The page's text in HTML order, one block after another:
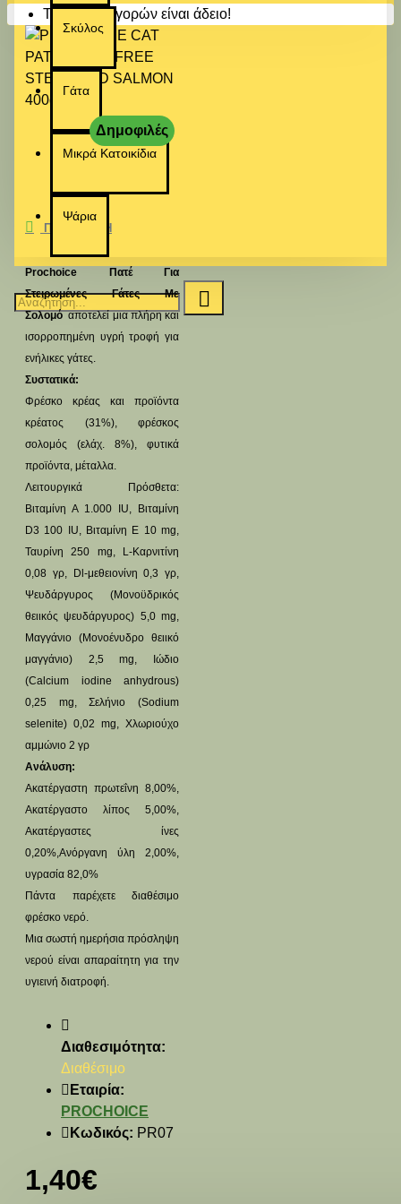
Σκύλος
Γάτα
Μικρά Κατοικίδια
Ψάρια
Το καλάθι αγορών είναι άδειο!
Δημοφιλές
ΠΕΡΙΓΡΑΦΉ
Prochoice Πατέ Για
Στειρωμένες Γάτες Με
Σολομόαποτελεί μια πλήρη και
ισορροπημένη υγρή τροφή για
ενήλικες γάτες.
Συστατικά:
Φρέσκο κρέας και προϊόντα
κρέατος (31%), φρέσκος
σολομός (ελάχ. 8%), φυτικά
προϊόντα, μέταλλα.
Λειτουργικά Πρόσθετα:
Βιταμίνη Α 1.000 IU, Βιταμίνη
D3 100 IU, Βιταμίνη Ε 10 mg,
Ταυρίνη 250 mg, L-Καρνιτίνη
0,08 γρ, Dl-μεθειονίνη 0,3 γρ,
Ψευδάργυρος (Μονοϋδρικός
θειικός ψευδάργυρος) 5,0 mg,
Μαγγάνιο (Μονοένυδρο θειικό
μαγγάνιο) 2,5 mg, Ιώδιο
(Calcium iodine anhydrous)
0,25 mg, Σελήνιο (Sodium
selenite) 0,02 mg, Χλωριούχο
αμμώνιο 2 γρ
Ανάλυση:
Ακατέργαστη πρωτεΐνη 8,00%,
Ακατέργαστο λίπος 5,00%,
Ακατέργαστες ίνες
0,20%,Ανόργανη ύλη 2,00%,
υγρασία 82,0%
Πάντα παρέχετε διαθέσιμο
φρέσκο ​​νερό.
Μια σωστή ημερήσια πρόσληψη
νερού είναι απαραίτητη για την
υγιεινή διατροφή.
Διαθεσιμότητα:
Διαθέσιμο
Εταιρία:
PROCHOICE
Κωδικός: PR07
1,40€